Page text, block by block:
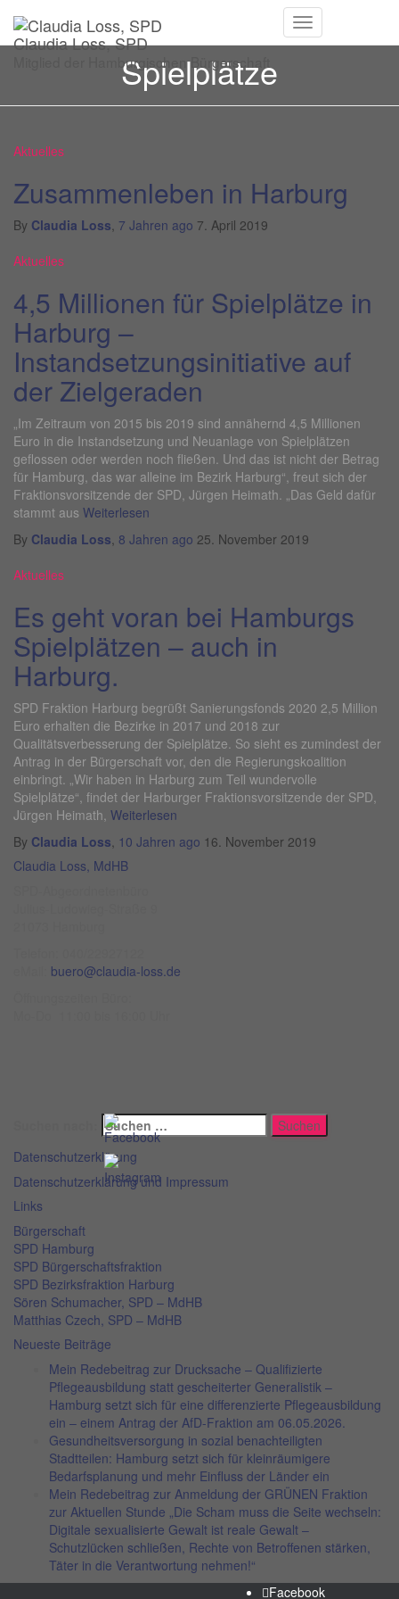
Claudia Loss, SPD
Mitglied der Hamburgischen Bürgerschaft
Navigation
Spielplätze
Aktuelles
Zusammenleben in Harburg
By Claudia Loss, 7 Jahren ago 7. April 2019
Aktuelles
4,5 Millionen für Spielplätze in
Harburg –
Instandsetzungsinitiative auf
der Zielgeraden
„Im Zeitraum von 2015 bis 2019 sind annähernd 4,5 Millionen
Euro in die Instandsetzung und Neuanlage von Spielplätzen
geflossen oder werden noch fließen. Und das ist nicht der Betrag
für Hamburg, das war alleine im Bezirk Harburg“, freut sich der
Fraktionsvorsitzende der SPD, Jürgen Heimath. „Das Geld dafür
stammt aus Weiterlesen
By Claudia Loss, 8 Jahren ago 25. November 2019
Aktuelles
Es geht voran bei Hamburgs
Spielplätzen – auch in
Harburg.
SPD Fraktion Harburg begrüßt Sanierungsfonds 2020 2,5 Million
Euro erhalten die Bezirke in 2017 und 2018 zur
Qualitätsverbesserung der Spielplätze. So sieht es zumindest der
Antrag in der Bürgerschaft vor, den die Regierungskoalition
einbringt. „Wir haben in Harburg zum Teil wundervolle
Spielplätze“, findet der Harburger Fraktionsvorsitzende der SPD,
Jürgen Heimath, Weiterlesen
By Claudia Loss, 10 Jahren ago 16. November 2019
Claudia Loss, MdHB
buero@claudia-loss.de
Datenschutzerklärung
Datenschutzerklärung und Impressum
Links
Bürgerschaft
SPD Hamburg
SPD Bürgerschaftsfraktion
SPD Bezirksfraktion Harburg
Sören Schumacher, SPD – MdHB
Matthias Czech, SPD – MdHB
Neueste Beiträge
Mein Redebeitrag zur Drucksache – Qualifizierte
Pflegeausbildung statt gescheiterter Generalistik –
Hamburg setzt sich für eine differenzierte Pflegeausbildung
ein – einem Antrag der AfD-Fraktion am 06.05.2026.
Gesundheitsversorgung in sozial benachteiligten
Stadtteilen: Hamburg setzt sich für kleinräumigere
Bedarfsplanung und mehr Einfluss der Länder ein
Mein Redebeitrag zur Anmeldung der GRÜNEN Fraktion
zur Aktuellen Stunde „Die Scham muss die Seite wechseln:
Digitale sexualisierte Gewalt ist reale Gewalt –
Schutzlücken schließen, Rechte von Betroffenen stärken,
Täter in die Verantwortung nehmen!“
Facebook